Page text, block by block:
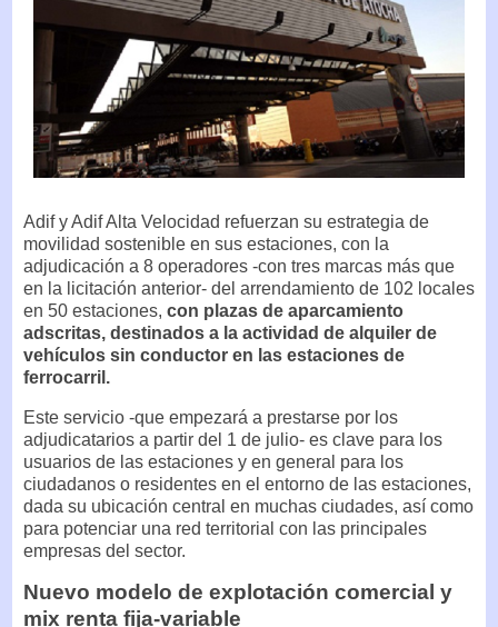
Adif y Adif Alta Velocidad refuerzan su estrategia de
movilidad sostenible en sus estaciones, con la
adjudicación a 8 operadores -con tres marcas más que
en la licitación anterior- del arrendamiento de 102 locales
en 50 estaciones, con plazas de aparcamiento
adscritas, destinados a la actividad de alquiler de
vehículos sin conductor en las estaciones de
ferrocarril.
Este servicio -que empezará a prestarse por los
adjudicatarios a partir del 1 de julio- es clave para los
usuarios de las estaciones y en general para los
ciudadanos o residentes en el entorno de las estaciones,
dada su ubicación central en muchas ciudades, así como
para potenciar una red territorial con las principales
empresas del sector.
Nuevo modelo de explotación comercial y
mix renta fija-variable